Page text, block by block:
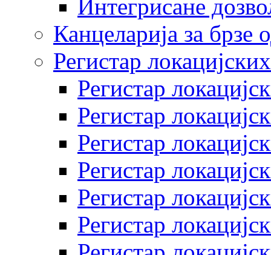
Интегрисане
Канцеларија за брзе
Регистар
Регистар
Регистар
Регистар
Регистар
Регистар
Регистар